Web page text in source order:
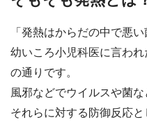
「発熱はからだの中で悪
幼いころ小児科医に言わ
の通りです。
風邪などでウイルスや菌
それらに対する防御反応と